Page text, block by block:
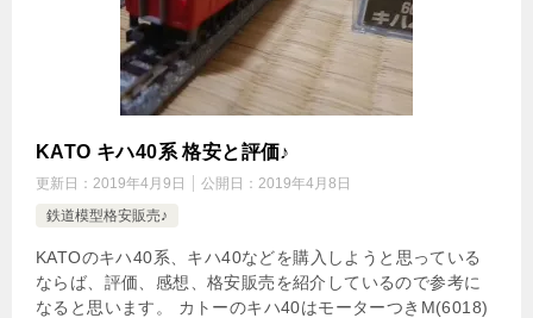
KATO キハ40系 格安と評価♪
更新日： 2019年4月9日 公開日： 2019年4月8日
鉄道模型格安販売♪
KATOのキハ40系、キハ40などを購入しようと思っている
ならば、評価、感想、格安販売を紹介しているので参考に
なると思います。 カトーのキハ40はモーターつきM(6018)